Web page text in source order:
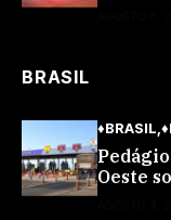
BRASIL
♦BRASIL
Oeste